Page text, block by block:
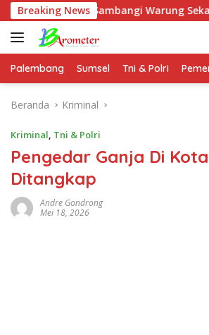
Langsung
ke
konten
Breaking News
Warung Sekaligus Sampaikan
Palembang Sumsel Tni & Polri
Beranda Kriminal
Kriminal, Tni & Polri
Pengedar Ganja Di
Ditangkap
Andre Gondrong
Mei 18, 2026